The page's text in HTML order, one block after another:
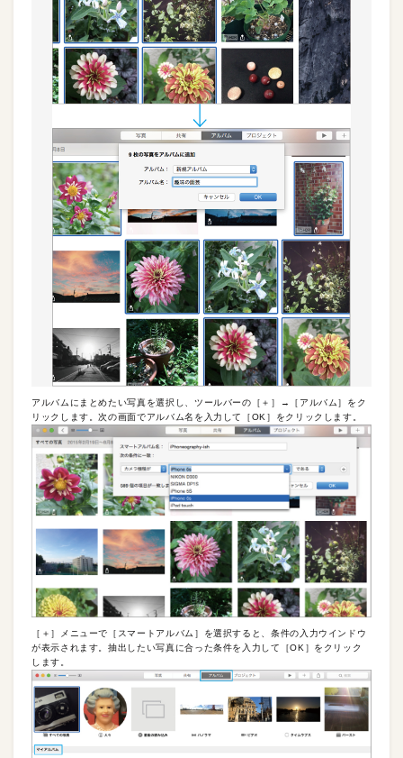
アルバムにまとめたい写真を選択し、ツールバーの［＋］→［アルバム］をク
リックします。次の画面でアルバム名を入力して［OK］をクリックします。
［＋］メニューで［スマートアルバム］を選択すると、条件の入力ウインドウ
が表示されます。抽出したい写真に合った条件を入力して［OK］をクリック
します。